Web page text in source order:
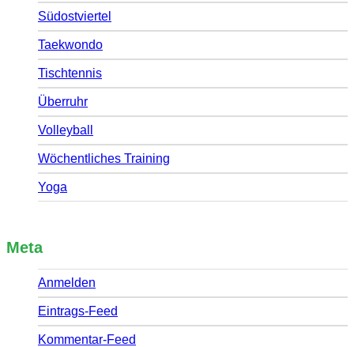
Südostviertel
Taekwondo
Tischtennis
Überruhr
Volleyball
Wöchentliches Training
Yoga
Meta
Anmelden
Eintrags-Feed
Kommentar-Feed